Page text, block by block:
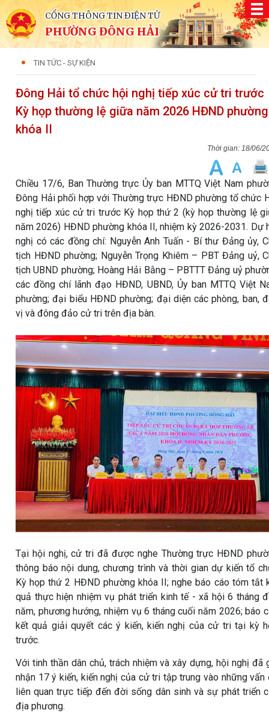
CỔNG THÔNG TIN ĐIỆN TỬ
PHƯỜNG ĐÔNG HẢI
TIN TỨC - SỰ KIỆN
Đông Hải tổ chức hội nghị tiếp xúc cử tri trước
Kỳ họp thường lệ giữa năm 2026 HĐND phường
khóa II
18/06/
Chiều 17/6, Ban Thường trực Ủy ban MTTQ Việt Nam
Đông Hải phối hợp với Thường trực HĐND phường tổ chức
nghị tiếp xúc cử tri trước Kỳ họp thứ 2 (kỳ họp thường lệ
năm 2026) HĐND phường khóa II, nhiệm kỳ 2026-2031. Dự
nghị có các đồng chí: Nguyễn Anh Tuấn - Bí thư Đảng ủy,
tịch HĐND phường; Nguyễn Trọng Khiêm – PBT Đảng uỷ,
tịch UBND phường; Hoàng Hải Bằng – PBTTT Đảng uỷ
các đồng chí lãnh đạo HĐND, UBND, Ủy ban MTTQ Việt
phường; đại biểu HĐND phường; đại diện các phòng, ban,
vị và đông đảo cử tri trên địa bàn.
Tại hội nghị, cử tri đã được nghe Thường trực HĐND
thông báo nội dung, chương trình và thời gian dự kiến tổ
Kỳ họp thứ 2 HĐND phường khóa II; nghe báo cáo tóm tắt
quả thực hiện nhiệm vụ phát triển kinh tế - xã hội 6 tháng
năm, phương hướng, nhiệm vụ 6 tháng cuối năm 2026; báo
kết quả giải quyết các ý kiến, kiến nghị của cử tri tại kỳ
trước.
Với tinh thần dân chủ, trách nhiệm và xây dựng, hội nghị đã
nhận 17 ý kiến, kiến nghị của cử tri tập trung vào những vấn
liên quan trực tiếp đến đời sống dân sinh và sự phát triển
địa phương.